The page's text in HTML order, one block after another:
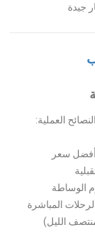
جيدة
العملية:
سعر
الوساطة
المباشرة
الليل)